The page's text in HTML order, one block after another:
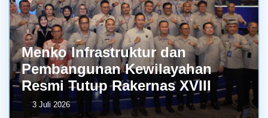
Menko Infrastruktur dan
Pembangunan Kewilayahan
Resmi Tutup Rakernas XVIII
3 Juli 2026